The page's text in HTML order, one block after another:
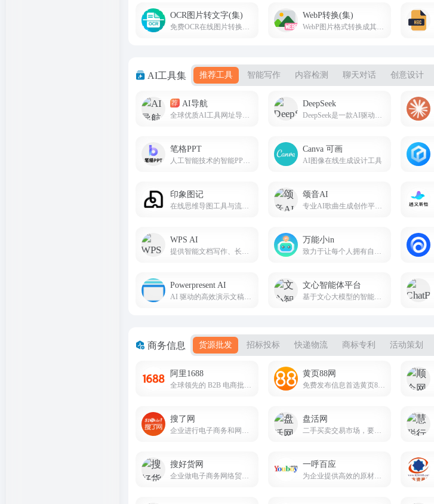
OCR图片转文字(集) WebP转换(集)
AI工具集 推荐工具 智能写作 内容检测 聊天对话 创意设计
荐 AI导航 DeepSeek
笔格PPT Canva 可画
AI图像在线生成设计工具
印象图记 颂音AI
WPS AI 万能小in
Powerpresent AI 文心智能体平台
商务信息 货源批发 招标投标 快递物流 商标专利 活动策划
阿里1688 黄页88网
搜了网 盘活网
搜好货网 一呼百应